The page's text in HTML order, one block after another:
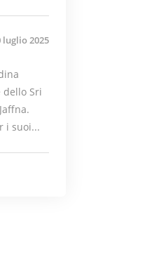
luglio 2025
Sri
i suoi...